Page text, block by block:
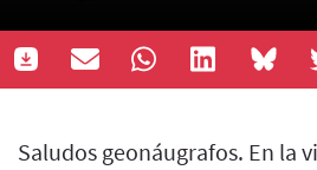
Saludos geonáugrafos. En la